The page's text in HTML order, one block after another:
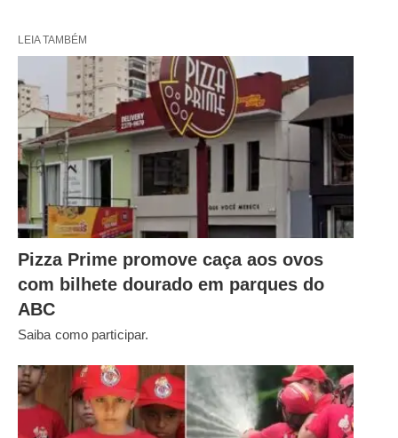
LEIA TAMBÉM
Pizza Prime promove caça aos ovos
com bilhete dourado em parques do
ABC
Saiba como participar.